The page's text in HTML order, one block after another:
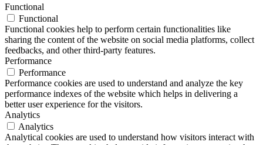
Functional
Functional
Functional cookies help to perform certain functionalities like
sharing the content of the website on social media platforms, collect
feedbacks, and other third-party features.
Performance
Performance
Performance cookies are used to understand and analyze the key
performance indexes of the website which helps in delivering a
better user experience for the visitors.
Analytics
Analytics
Analytical cookies are used to understand how visitors interact with